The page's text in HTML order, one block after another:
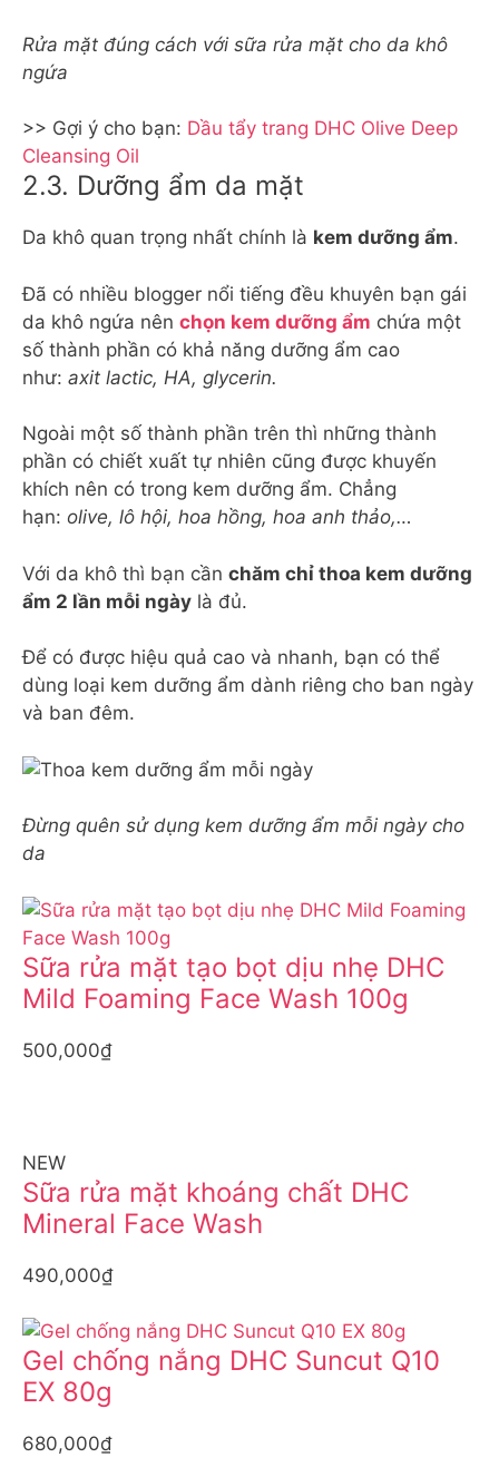
Rửa mặt đúng cách với sữa rửa mặt cho da khô
ngứa
>> Gợi ý cho bạn: Dầu tẩy trang DHC Olive Deep
Cleansing Oil
2.3. Dưỡng ẩm da mặt
Da khô quan trọng nhất chính là kem dưỡng ẩm.
Đã có nhiều blogger nổi tiếng đều khuyên bạn gái
da khô ngứa nên chọn kem dưỡng ẩm chứa một
số thành phần có khả năng dưỡng ẩm cao
như: axit lactic, HA, glycerin.
Ngoài một số thành phần trên thì những thành
phần có chiết xuất tự nhiên cũng được khuyến
khích nên có trong kem dưỡng ẩm. Chẳng
hạn: olive, lô hội, hoa hồng, hoa anh thảo,…
Với da khô thì bạn cần chăm chỉ thoa kem dưỡng
ẩm 2 lần mỗi ngày là đủ.
Để có được hiệu quả cao và nhanh, bạn có thể
dùng loại kem dưỡng ẩm dành riêng cho ban ngày
và ban đêm.
Đừng quên sử dụng kem dưỡng ẩm mỗi ngày cho
da
Sữa rửa mặt tạo bọt dịu nhẹ DHC
Mild Foaming Face Wash 100g
500,000₫
NEW
Sữa rửa mặt khoáng chất DHC
Mineral Face Wash
490,000₫
Gel chống nắng DHC Suncut Q10
EX 80g
680,000₫